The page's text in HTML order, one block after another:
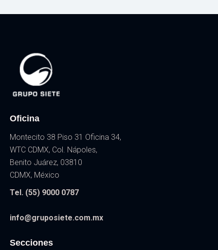
Oficina
Montecito 38 Piso 31 Oficina 34,
WTC CDMX, Col. Nápoles,
Benito Juárez, 03810
CDMX, México
Tel. (55) 9000 0787
info@gruposiete.com.mx
Secciones